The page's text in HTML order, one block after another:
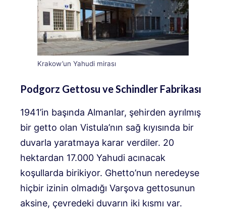
Krakow’un Yahudi mirası
Podgorz Gettosu ve Schindler Fabrikası
1941’in başında Almanlar, şehirden ayrılmış
bir getto olan Vistula’nın sağ kıyısında bir
duvarla yaratmaya karar verdiler. 20
hektardan 17.000 Yahudi acınacak
koşullarda birikiyor. Ghetto’nun neredeyse
hiçbir izinin olmadığı Varşova gettosunun
aksine, çevredeki duvarın iki kısmı var.